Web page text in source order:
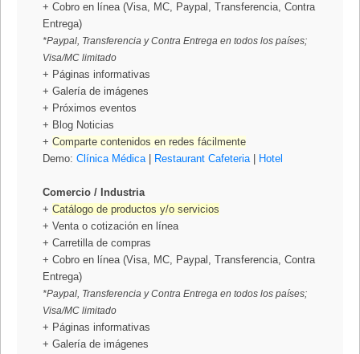
+ Cobro en línea (Visa, MC, Paypal, Transferencia, Contra
Entrega)
*Paypal, Transferencia y Contra Entrega en todos los países;
Visa/MC limitado
+ Páginas informativas
+ Galería de imágenes
+ Próximos eventos
+ Blog Noticias
+Comparte contenidos en redes fácilmente
Demo:Clínica Médica| Restaurant Cafeteria| Hotel
Comercio / Industria
+Catálogo de productos y/o servicios
+ Venta o cotización en línea
+ Carretilla de compras
+ Cobro en línea (Visa, MC, Paypal, Transferencia, Contra
Entrega)
*Paypal, Transferencia y Contra Entrega en todos los países;
Visa/MC limitado
+ Páginas informativas
+ Galería de imágenes